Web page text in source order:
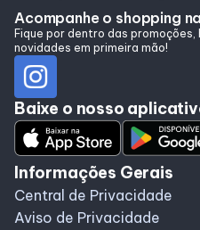
Horários
Entretenimento
Cinema
Eventos
Acompanhe o shopping
Fique por dentro das
novidades em primeira mão!
Baixe o nosso
Informações Gerais
Central de Privacidade
Aviso de Privacidade